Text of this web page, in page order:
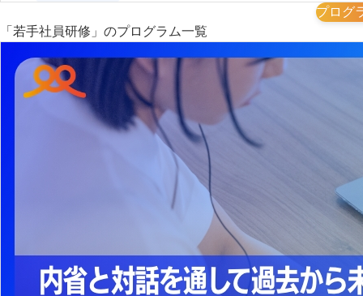
プログ
「若手社員研修」のプログラム一覧